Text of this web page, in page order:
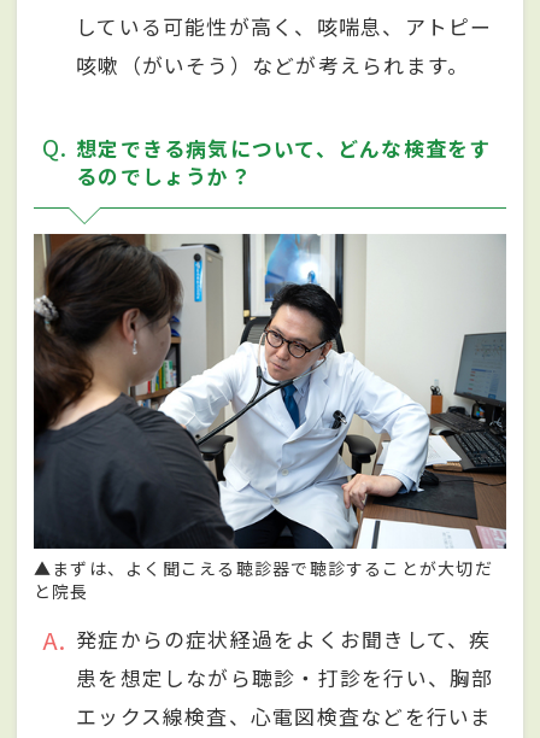
している可能性が⾼く、咳喘息、アトピー
咳嗽（がいそう）などが考えられます。
Q
想定できる病気について、どんな検査をす
るのでしょうか？
▲まずは、よく聞こえる聴診器で聴診することが⼤切だ
と院長
A
発症からの症状経過をよくお聞きして、疾
患を想定しながら聴診・打診を⾏い、胸部
エックス線検査、⼼電図検査などを⾏いま